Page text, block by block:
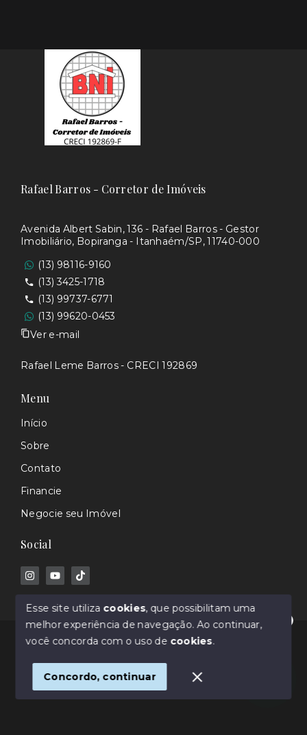
Olá! Estamos disponíveis para te ajudar.
Rafael Barros - Corretor de Imóveis
Avenida Albert Sabin, 136 - Rafael Barros - Gestor
Imobiliário, Bopiranga - Itanhaém/SP, 11740-000
(13) 98116-9160
(13) 3425-1718
(13) 99737-6771
(13) 99620-0453
Ver e-mail
Rafael Leme Barros - CRECI 192869
Menu
Início
Sobre
Contato
Financie
Negocie seu Imóvel
Social
© Copyright 2026 - Rafael Barros - Corretor de
SITE PARA IMOBILIARIA
Esse site utiliza cookies, que possibilitam uma
melhor experiência de navegação.Ao continuar,
você concorda com o uso de cookies.
Concordo, continuar